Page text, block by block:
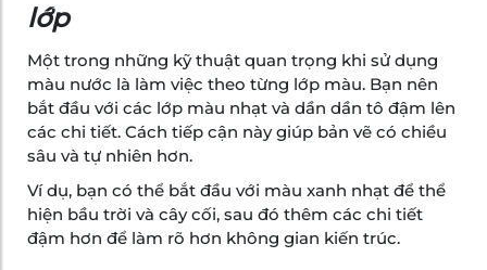
lớp
Một trong những kỹ thuật quan trọng khi sử dụng
màu nước là làm việc theo từng lớp màu. Bạn nên
bắt đầu với các lớp màu nhạt và dần dần tô đậm lên
các chi tiết. Cách tiếp cận này giúp bản vẽ có chiều
sâu và tự nhiên hơn.
Ví dụ, bạn có thể bắt đầu với màu xanh nhạt để thể
hiện bầu trời và cây cối, sau đó thêm các chi tiết
đậm hơn để làm rõ hơn không gian kiến trúc.